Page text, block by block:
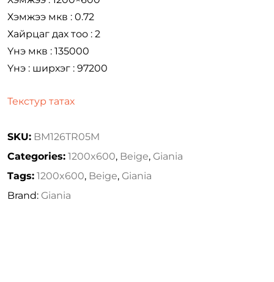
Хэмжээ мкв : 0.72
Хайрцаг дах тоо : 2
Үнэ мкв : 135000
Үнэ : ширхэг : 97200
Текстур татах
SKU: BM126TR05M
Categories: 1200x600, Beige, Giania
Tags: 1200x600, Beige, Giania
Brand: Giania